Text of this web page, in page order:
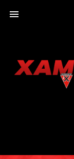
XAMAXFORUM